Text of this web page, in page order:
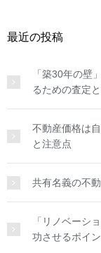
最近の投稿
「築30年の壁
るための査定
不動産価格は
と注意点
共有名義の不
「リノベーシ
功させるポイ